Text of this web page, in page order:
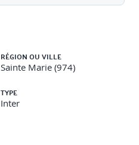
RÉGION OU VILLE
Sainte Marie (974)
TYPE
Inter